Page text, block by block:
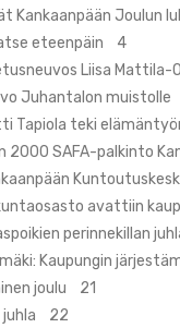
Kankaanpään Joulun
eteenpäin 4
Liisa
Juhantalon
Tapiola teki
2000 SAFA-palkinto
avattiin
perinnekillan
Kaupungin
joulu 21
juhla 22